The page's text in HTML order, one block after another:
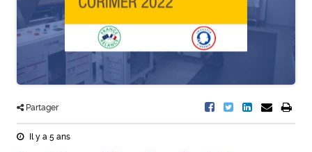
Partager
Il y a 5 ans